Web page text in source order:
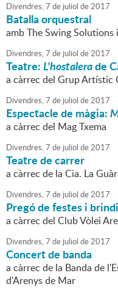
Divendres,7 de juliol de2017
Batalla orquestral
amb The Swing Solutions
Divendres,7 de juliol de2017
Teatre:L'hostalerade
a càrrec del Grup Artístic
Divendres,7 de juliol de2017
Espectacle de màgia:
a càrrec del Mag Txema
Divendres,7 de juliol de2017
Teatre de carrer
a càrrec de la Cia. La
Divendres,7 de juliol de2017
Pregó de festes i
a càrrec del Club Vòlei
Divendres,7 de juliol de2017
Concert de banda
a càrrec de la Banda de
d'Arenys de Mar